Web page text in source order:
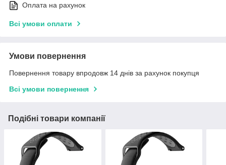
Оплата на рахунок
Всі умови оплати
Умови повернення
Повернення товару впродовж 14 днів за рахунок покупця
Всі умови повернення
Подібні товари компанії